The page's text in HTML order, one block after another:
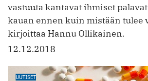
vastuuta kantavat ihmiset
kauan ennen kuin mistään tulee
kirjoittaa Hannu Ollikainen.
12.12.2018
UUTISET